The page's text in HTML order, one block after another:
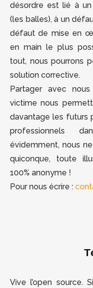
désordre est lié à
(les balles), à un
défaut de mise en
en main le plus
tout, nous pourrons
solution corrective.
Partager avec
victime nous
davantage les futurs
professionnels
évidemment, nous
quiconque, toute
100% anonyme !
Pour nous écrire :
Vive l’open source.